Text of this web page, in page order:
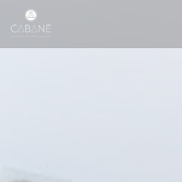
Personalización de sus opciones de cookies